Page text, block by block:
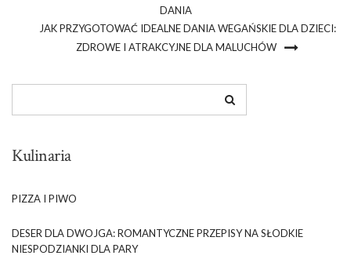
DANIA
JAK PRZYGOTOWAĆ IDEALNE DANIA WEGAŃSKIE DLA DZIECI:
ZDROWE I ATRAKCYJNE DLA MALUCHÓW
Kulinaria
PIZZA I PIWO
DESER DLA DWOJGA: ROMANTYCZNE PRZEPISY NA SŁODKIE
NIESPODZIANKI DLA PARY